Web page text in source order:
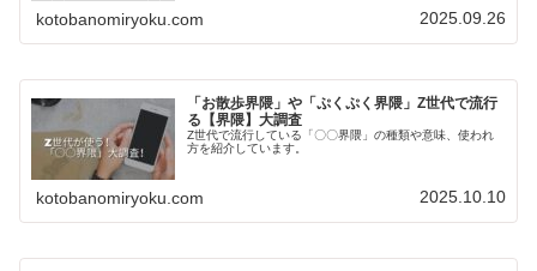
kotobanomiryoku.com 2025.09.26
「お散歩界隈」や「ぷくぷく界隈」Z世代で流行
る【界隈】大調査
Z世代で流行している「〇〇界隈」の種類や意味、使われ
方を紹介しています。
kotobanomiryoku.com 2025.10.10